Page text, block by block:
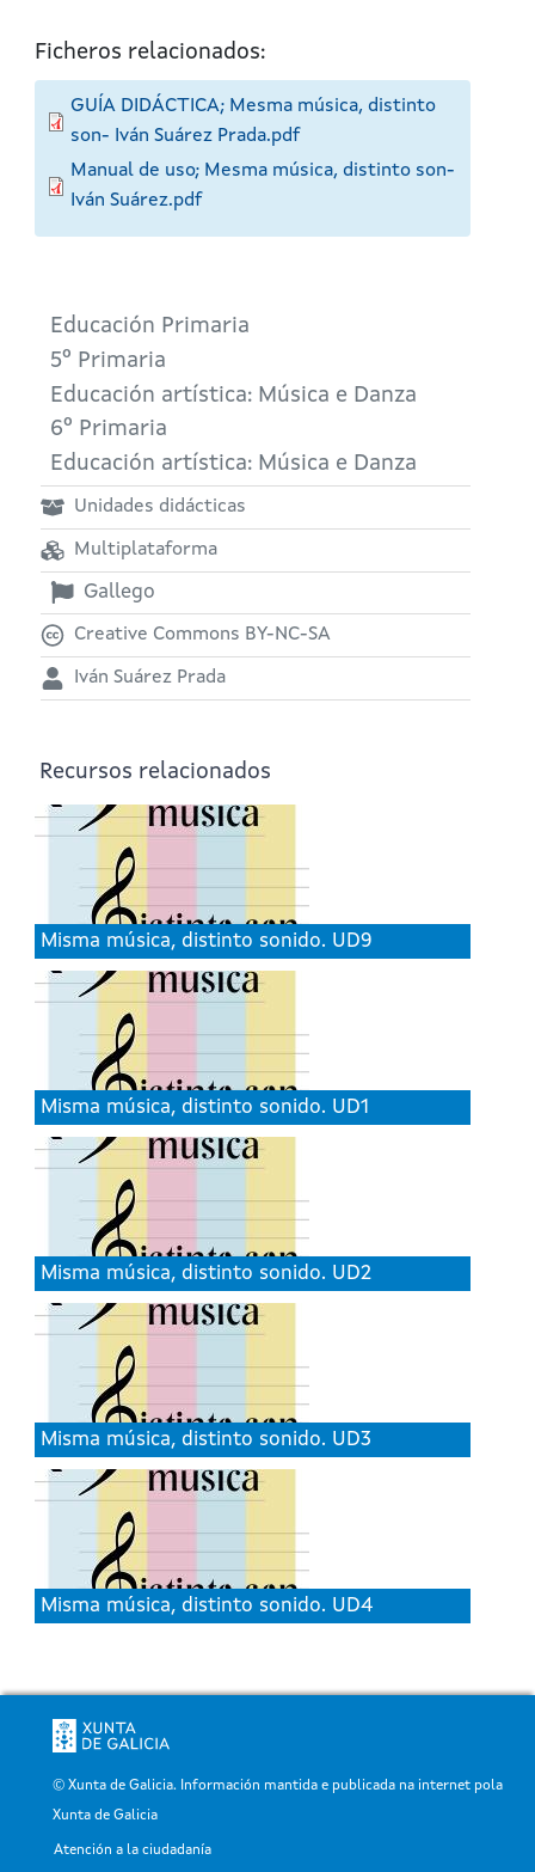
Ficheros relacionados:
GUÍA DIDÁCTICA; Mesma música, distinto
son- Iván Suárez Prada.pdf
Manual de uso; Mesma música, distinto son-
Iván Suárez.pdf
Educación Primaria
5º Primaria
Educación artística: Música e Danza
6º Primaria
Educación artística: Música e Danza
Unidades didácticas
Multiplataforma
Gallego
Creative Commons BY-NC-SA
Iván Suárez Prada
Recursos relacionados
Misma música, distinto sonido. UD9
Misma música, distinto sonido. UD1
Misma música, distinto sonido. UD2
Misma música, distinto sonido. UD3
Misma música, distinto sonido. UD4
© Xunta de Galicia. Información mantida e publicada na internet pola
Xunta de Galicia
Pé
Atención a la ciudadanía